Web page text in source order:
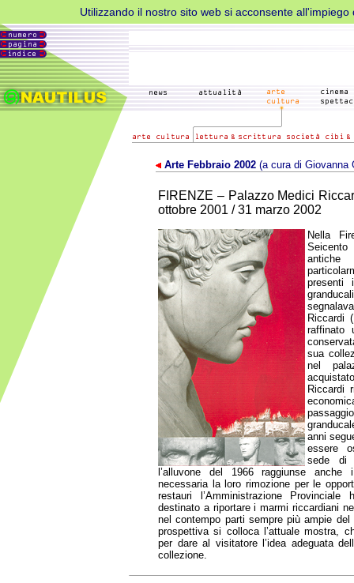
Utilizzando il nostro sito web si acconsente
Arte Febbraio 2002 (a cura di Giovanna
FIRENZE – Palazzo Medici
ottobre 2001 / 31 marzo 2002
Nella
presenti
Riccardi
raffinato
sua
nel
Riccardi
anni
essere
sede di
l’alluvone del 1966 raggiunse
necessaria la loro rimozione per le
restauri l’Amministrazione
destinato a riportare i marmi riccardiani
nel contempo parti sempre più ampie
prospettiva si colloca l’attuale mostra,
per dare al visitatore l’idea adeguata
collezione.